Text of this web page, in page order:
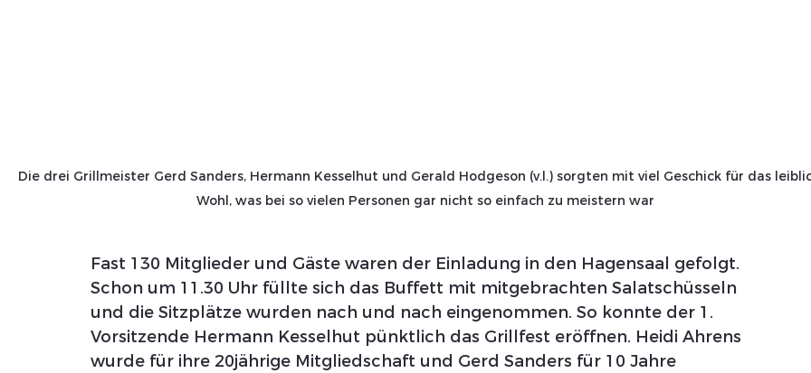
Die drei Grillmeister Gerd Sanders, Hermann Kesselhut und Gerald Hodgeson (v.l.) sorgten mit viel Geschick für das
Wohl, was bei so vielen Personen gar nicht so einfach zu meistern war
Fast 130 Mitglieder und Gäste waren der Einladung in den Hagensaal gefolgt.
Schon um 11.30 Uhr füllte sich das Buffett mit mitgebrachten Salatschüsseln
und die Sitzplätze wurden nach und nach eingenommen. So konnte der 1.
Vorsitzende Hermann Kesselhut pünktlich das Grillfest eröffnen. Heidi Ahrens
wurde für ihre 20jährige Mitgliedschaft und Gerd Sanders für 10 Jahre